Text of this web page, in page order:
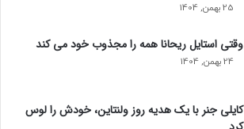
25 بهمن, 1404
وقتی استایل ریحانا همه را مجذوب خود می‌ کند
24 بهمن, 1404
کایلی جنر با یک هدیه روز ولنتاین، خودش را لوس